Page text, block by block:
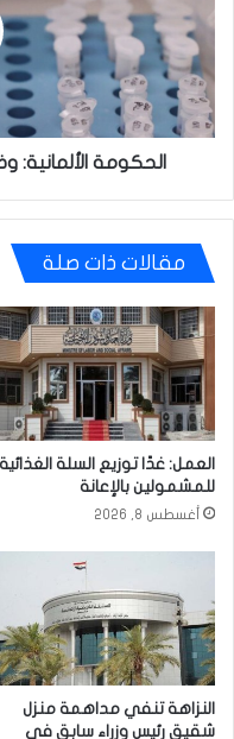
المستشفيات
صعب
للغاية
الحكومة
مقالات ذات صلة
العمل: غدًا توزيع السلة الغذائية
للمشمولين بالإعانة
أغسطس 8, 2026
النزاهة تنفي مداهمة منزل
شقيق رئيس وزراء سابق في